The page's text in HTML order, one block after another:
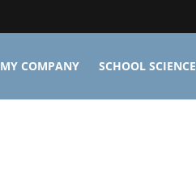
MY COMPANY SCHOOL SCIENCE